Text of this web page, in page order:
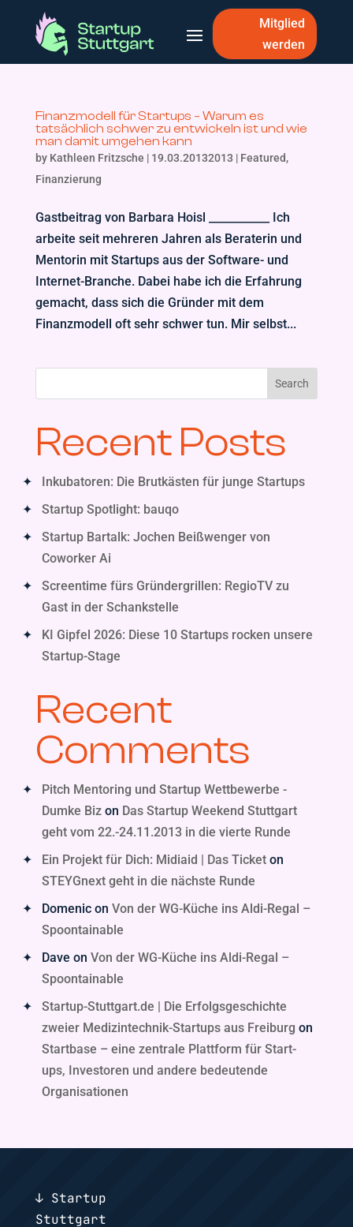
Mitglied
werden
Finanzmodell für Startups – Warum es
tatsächlich schwer zu entwickeln ist und wie
man damit umgehen kann
by Kathleen Fritzsche | 19.03.20132013 | Featured,
Finanzierung
Gastbeitrag von Barbara Hoisl ___________ Ich
arbeite seit mehreren Jahren als Beraterin und
Mentorin mit Startups aus der Software- und
Internet-Branche. Dabei habe ich die Erfahrung
gemacht, dass sich die Gründer mit dem
Finanzmodell oft sehr schwer tun. Mir selbst...
Search
Recent Posts
Inkubatoren: Die Brutkästen für junge Startups
Startup Spotlight: bauqo
Startup Bartalk: Jochen Beißwenger von
Coworker Ai
Screentime fürs Gründergrillen: RegioTV zu
Gast in der Schankstelle
KI Gipfel 2026: Diese 10 Startups rocken unsere
Startup-Stage
Recent
Comments
Pitch Mentoring und Startup Wettbewerbe -
Dumke Bizon Das Startup Weekend Stuttgart
geht vom 22.-24.11.2013 in die vierte Runde
Ein Projekt für Dich: Midiaid | Das Ticketon
STEYGnext geht in die nächste Runde
Domenicon Von der WG-Küche ins Aldi-Regal –
Spoontainable
Dave on Von der WG-Küche ins Aldi-Regal –
Spoontainable
Startup-Stuttgart.de | Die Erfolgsgeschichte
zweier Medizintechnik-Startups aus Freiburg on
Startbase – eine zentrale Plattform für Start-
ups, Investoren und andere bedeutende
Organisationen
↓ Startup
Stuttgart